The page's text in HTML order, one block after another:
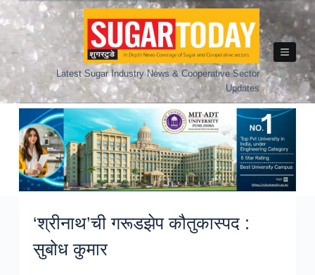
Skip
to
Latest Sugar Industry News & Cooperative Sector
Updates
‘श्रीनाथ’ची गरूडझेप कौतुकास्पद :
सुबोध कुमार